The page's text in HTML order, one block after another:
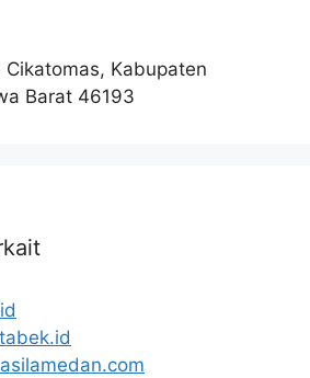
Cikatomas, Kabupaten
Barat 46193